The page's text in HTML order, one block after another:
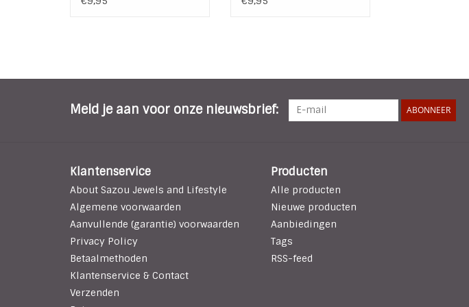
Meld je aan voor onze nieuwsbrief: ABONNEER
Klantenservice
About Sazou Jewels and Lifestyle
Algemene voorwaarden
Aanvullende (garantie) voorwaarden
Privacy Policy
Betaalmethoden
Klantenservice & Contact
Verzenden
Producten
Alle producten
Nieuwe producten
Aanbiedingen
Tags
RSS-feed